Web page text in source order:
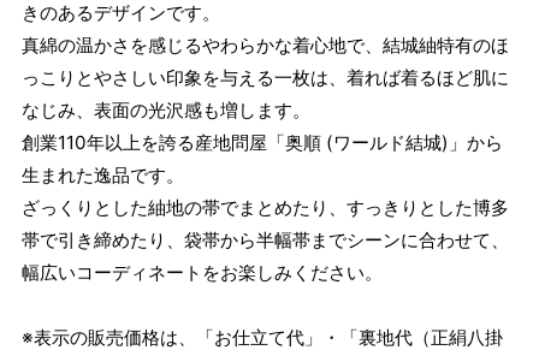
きのあるデザインです。
真綿の温かさを感じるやわらかな着心地で、結城紬特有のほ
っこりとやさしい印象を与える一枚は、着れば着るほど肌に
なじみ、表面の光沢感も増します。
創業110年以上を誇る産地問屋「奥順 (ワールド結城)」から
生まれた逸品です。
ざっくりとした紬地の帯でまとめたり、すっきりとした博多
帯で引き締めたり、袋帯から半幅帯までシーンに合わせて、
幅広いコーディネートをお楽しみください。
※表示の販売価格は、「お仕立て代」・「裏地代（正絹八掛